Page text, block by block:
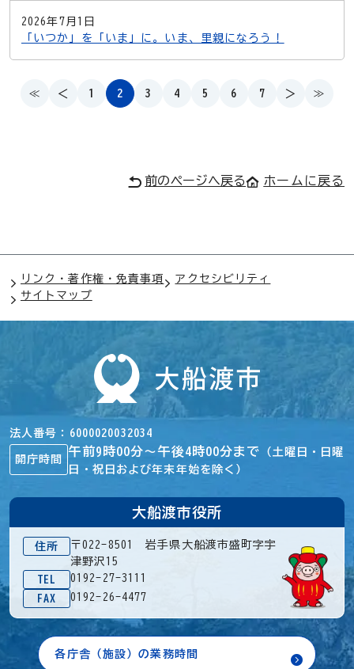
2026年7月1日
「いつか」を「いま」に。いま、里親になろう！
最初のページ
前のページ
1 2 3 4 5 6 7 次のページ
最後
前のページへ戻る ホームに戻る
リンク・著作権・免責事項
アクセシビリティ
サイトマップ
法人番号 6000020032034
開庁時間
午前9時00分～午後4時00分まで
（土曜日・日曜
日・祝日および年末年始を除く）
大船渡市役所
住所
〒022-8501 岩手県大船渡市盛町字宇
津野沢15
TEL
0192-27-3111
FAX
0192-26-4477
各庁舎（施設）の業務時間